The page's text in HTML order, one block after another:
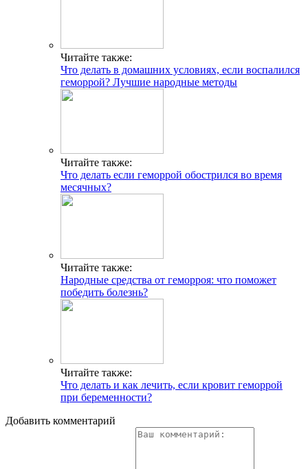
Читайте также:
Что делать в домашних условиях, если воспалился
геморрой? Лучшие народные методы
Читайте также:
Что делать если геморрой обострился во время
месячных?
Читайте также:
Народные средства от геморроя: что поможет
победить болезнь?
Читайте также:
Что делать и как лечить, если кровит геморрой
при беременности?
Добавить комментарий